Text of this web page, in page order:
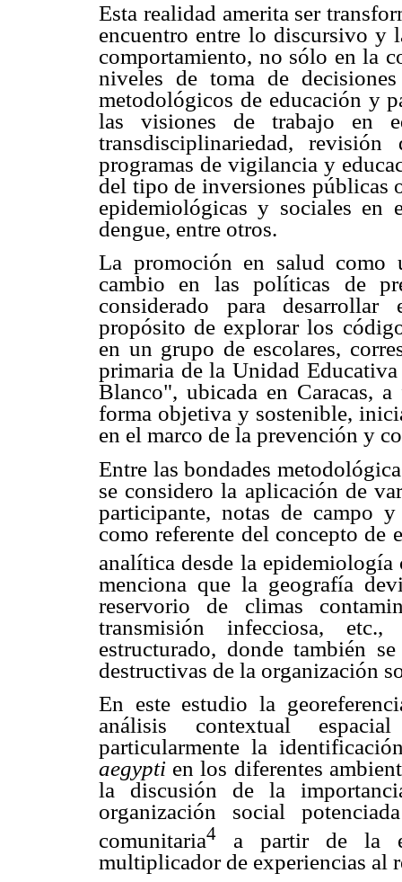
Esta realidad amerita ser
encuentro entre lo discursivo y
comportamiento, no sólo en la
niveles de toma de
metodológicos de educación y
las visiones de trabajo en
transdisciplinariedad,
programas de vigilancia y
del tipo de inversiones públicas
epidemiológicas y sociales
dengue, entre otros.
La promoción en salud como
cambio en las políticas de
considerado para
propósito de explorar los
en un grupo de escolares,
primaria de la Unidad
Blanco", ubicada en Caracas,
forma objetiva y sostenible,
en el marco de la prevención y
Entre las bondades
se considero la aplicación de
participante, notas de campo
como referente del concepto de
analítica desde la
menciona que la geografía
reservorio de climas
transmisión infecciosa,
estructurado, donde también
destructivas de la organización
En este estudio la
análisis contextual
particularmente la
aegypti en los diferentes
la discusión de la
organización social
comunitaria4
a partir de la
multiplicador de experiencias al